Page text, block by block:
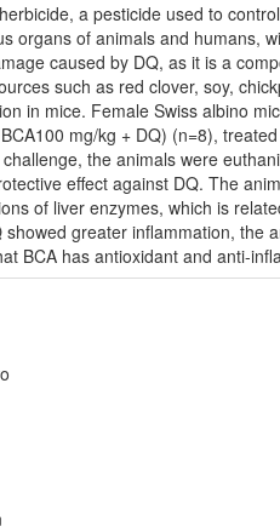
a pesticide used to
organs of animals and humans,
caused by DQ, as it is a
such as red clover, soy,
in mice. Female Swiss albino
mg/kg + DQ) (n=8),
the animals were
effect against DQ. The
of liver enzymes, which is
showed greater inflammation, the
BCA has antioxidant and anti-